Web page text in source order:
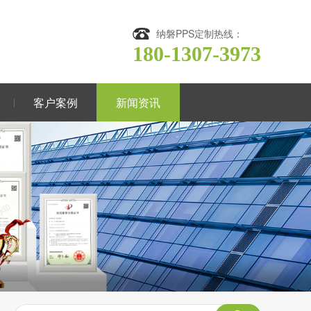
纳磐PPS定制热线：
180-1307-3973
客户案例 新闻资讯